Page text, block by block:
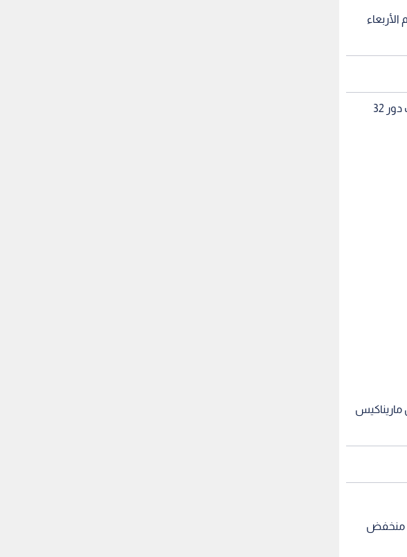
وتقابل بعض لاعبي آرسنال مع إيفانجيلوس ماريناكيس مالك أولمبياكوس بعد مباراة الفريقين في إياب دور 32
ماريناكيس
بفيروس كوفيد-19 عند مستوى منخفض